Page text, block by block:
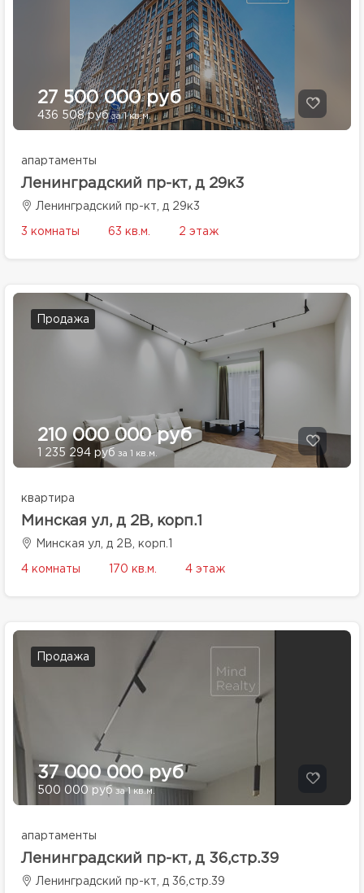
27 500 000 руб
436 508 рубза 1 кв.м.
апартаменты
Ленинградский пр-кт, д 29к3
Ленинградский пр-кт, д 29к3
3 комнаты 63 кв.м. 2 этаж
Продажа
210 000 000 руб
1 235 294 руб за 1 кв.м.
квартира
Минская ул, д 2В, корп.1
Минская ул, д 2В, корп.1
4 комнаты 170 кв.м. 4 этаж
Продажа
37 000 000 руб
500 000 руб за 1 кв.м.
апартаменты
Ленинградский пр-кт, д 36,стр.39
Ленинградский пр-кт, д 36,стр.39